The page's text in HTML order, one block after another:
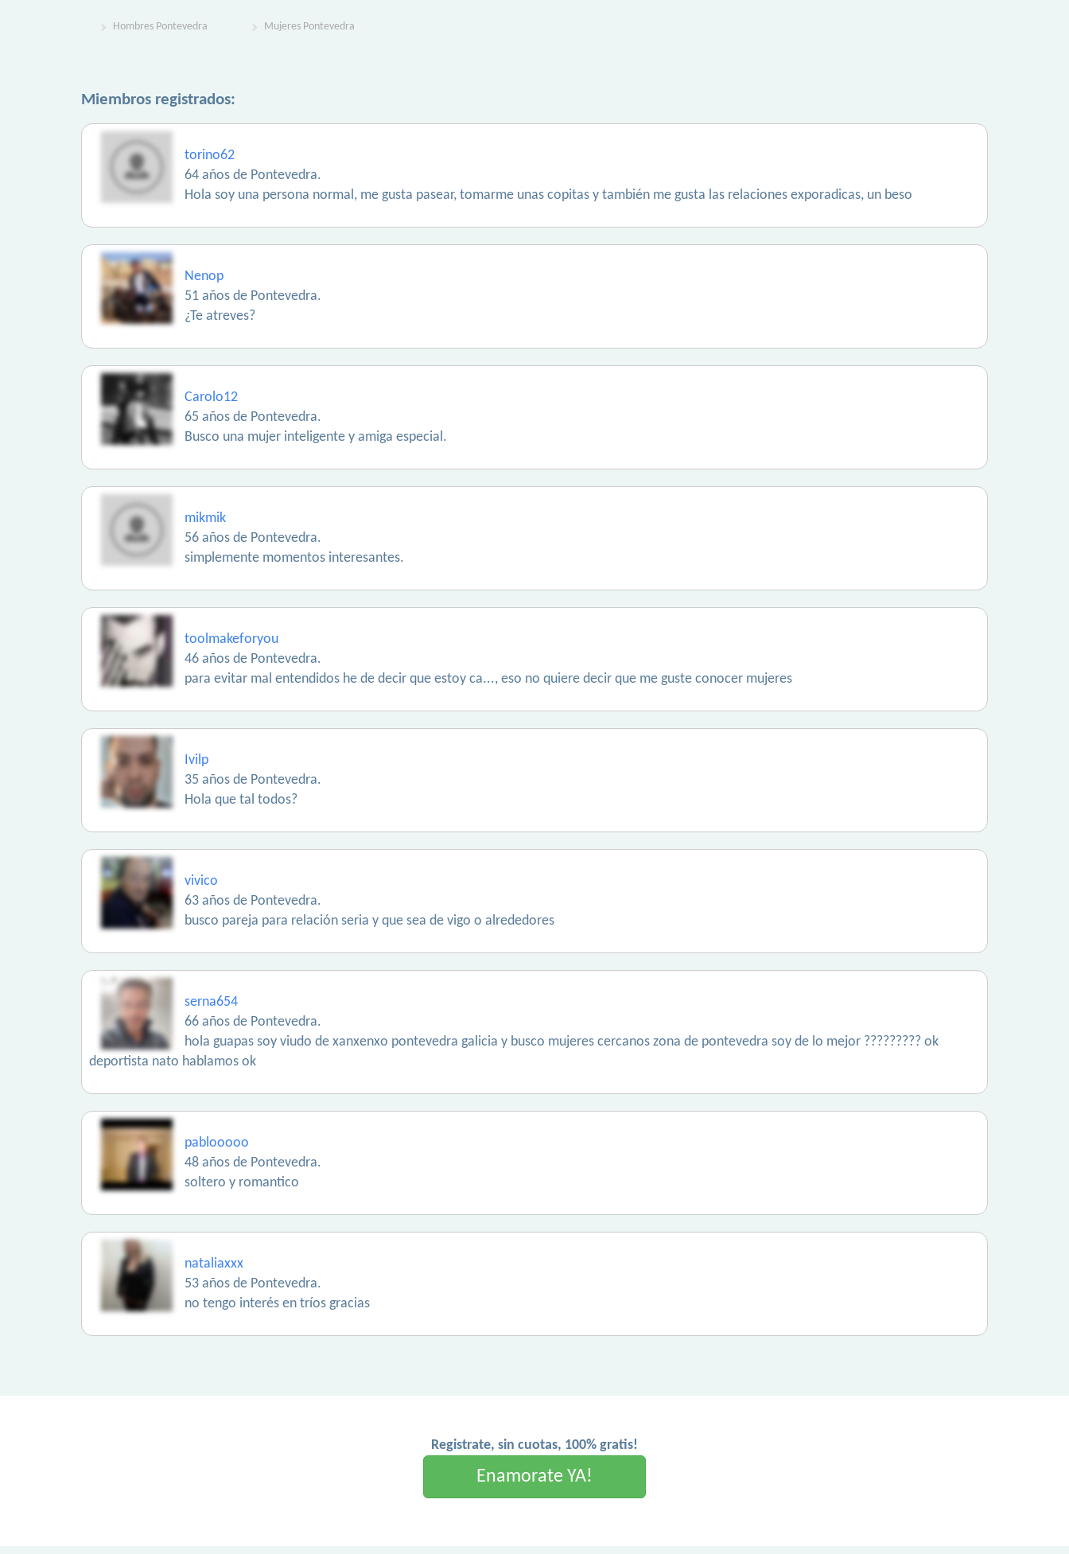
Hombres Pontevedra Mujeres Pontevedra
Miembros registrados:
torino62
64 años de Pontevedra.
Hola soy una persona normal, me gusta pasear, tomarme unas copitas y también me gusta las relaciones exporadicas, un beso
Nenop
51 años de Pontevedra.
¿Te atreves?
Carolo12
65 años de Pontevedra.
Busco una mujer inteligente y amiga especial.
mikmik
56 años de Pontevedra.
simplemente momentos interesantes.
toolmakeforyou
46 años de Pontevedra.
para evitar mal entendidos he de decir que estoy ca..., eso no quiere decir que me guste conocer mujeres
Ivilp
35 años de Pontevedra.
Hola que tal todos?
vivico
63 años de Pontevedra.
busco pareja para relación seria y que sea de vigo o alrededores
serna654
66 años de Pontevedra.
hola guapas soy viudo de xanxenxo pontevedra galicia y busco mujeres cercanos zona de pontevedra soy de lo mejor ????????? ok
deportista nato hablamos ok
pablooooo
48 años de Pontevedra.
soltero y romantico
nataliaxxx
53 años de Pontevedra.
no tengo interés en tríos gracias
Registrate, sin cuotas, 100% gratis!
Enamorate YA!